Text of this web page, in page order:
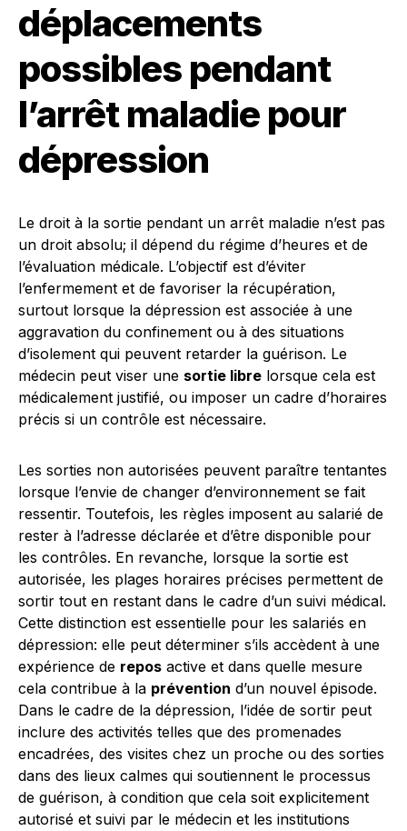
déplacements
possibles pendant
l’arrêt maladie pour
dépression
Le droit à la sortie pendant un arrêt maladie n’est pas
un droit absolu; il dépend du régime d’heures et de
l’évaluation médicale. L’objectif est d’éviter
l’enfermement et de favoriser la récupération,
surtout lorsque la dépression est associée à une
aggravation du confinement ou à des situations
d’isolement qui peuvent retarder la guérison. Le
médecin peut viser une sortie libre lorsque cela est
médicalement justifié, ou imposer un cadre d’horaires
précis si un contrôle est nécessaire.
Les sorties non autorisées peuvent paraître tentantes
lorsque l’envie de changer d’environnement se fait
ressentir. Toutefois, les règles imposent au salarié de
rester à l’adresse déclarée et d’être disponible pour
les contrôles. En revanche, lorsque la sortie est
autorisée, les plages horaires précises permettent de
sortir tout en restant dans le cadre d’un suivi médical.
Cette distinction est essentielle pour les salariés en
dépression: elle peut déterminer s’ils accèdent à une
expérience de repos active et dans quelle mesure
cela contribue à la prévention d’un nouvel épisode.
Dans le cadre de la dépression, l’idée de sortir peut
inclure des activités telles que des promenades
encadrées, des visites chez un proche ou des sorties
dans des lieux calmes qui soutiennent le processus
de guérison, à condition que cela soit explicitement
autorisé et suivi par le médecin et les institutions